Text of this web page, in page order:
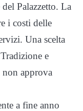
Palazzetto. La
i costi delle
Una scelta
e
approva
a fine anno